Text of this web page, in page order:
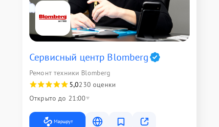
Сервисный центр Blomberg
Ремонт техники Blomberg
5,0230 оценки
Открыто до 21:00
Маршрут